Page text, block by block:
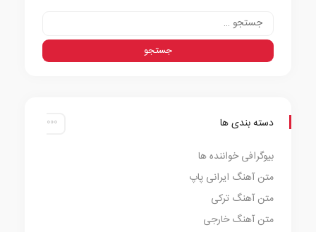
دسته بندی ها
بیوگرافی خواننده ها
متن آهنگ ایرانی پاپ
متن آهنگ ترکی
متن آهنگ خارجی